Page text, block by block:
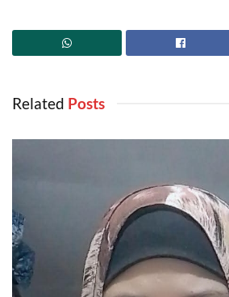
Related ‎ Posts